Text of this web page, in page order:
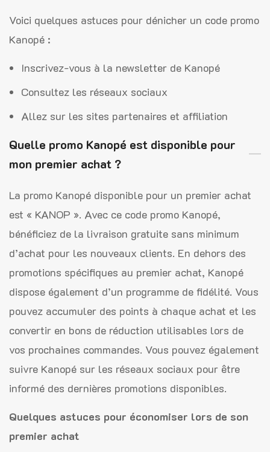
Voici quelques astuces pour dénicher un code promo
Kanopé :
Inscrivez-vous à la newsletter de Kanopé
Consultez les réseaux sociaux
Allez sur les sites partenaires et affiliation
Quelle promo Kanopé est disponible pour
mon premier achat ?
La promo Kanopé disponible pour un premier achat
est « KANOP ». Avec ce code promo Kanopé,
bénéficiez de la livraison gratuite sans minimum
d’achat pour les nouveaux clients. En dehors des
promotions spécifiques au premier achat, Kanopé
dispose également d’un programme de fidélité. Vous
pouvez accumuler des points à chaque achat et les
convertir en bons de réduction utilisables lors de
vos prochaines commandes. Vous pouvez également
suivre Kanopé sur les réseaux sociaux pour être
informé des dernières promotions disponibles.
Quelques astuces pour économiser lors de son
premier achat